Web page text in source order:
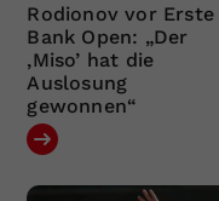
Rodionov vor Erste
Bank Open: „Der
‚Miso’ hat die
Auslosung
gewonnen“